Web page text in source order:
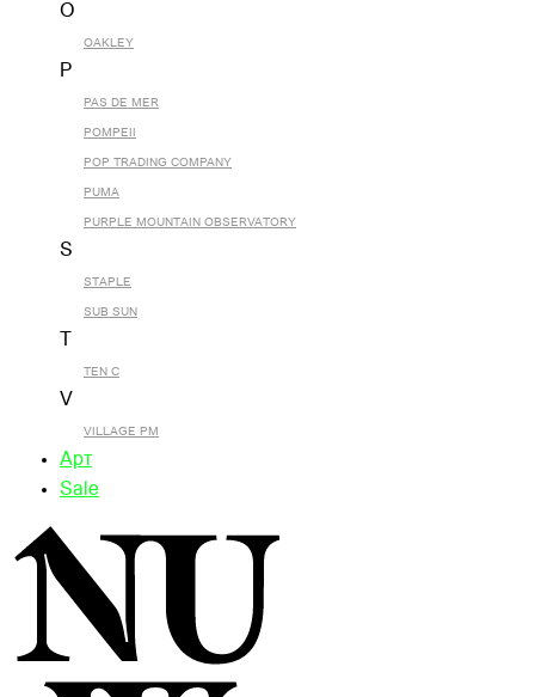
O
OAKLEY
P
PAS DE MER
POMPEII
POP TRADING COMPANY
PUMA
PURPLE MOUNTAIN OBSERVATORY
S
STAPLE
SUB SUN
TEN C
V
VILLAGE PM
Арт
Sale